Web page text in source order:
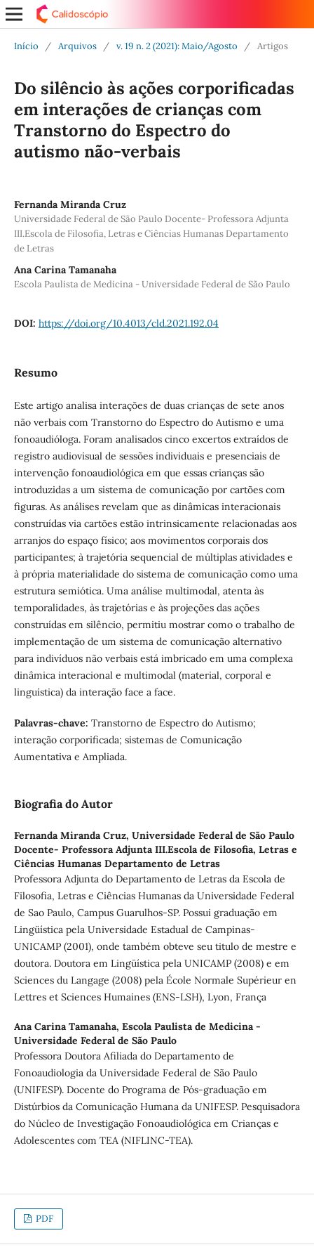
Início / Arquivos / v. 19 n. 2 (2021): Maio/Agosto / Artigos
Do silêncio às ações corporificadas
em interações de crianças com
Transtorno do Espectro do
autismo não-verbais
Fernanda Miranda Cruz
Universidade Federal de São Paulo Docente- Professora Adjunta
III.Escola de Filosofia, Letras e Ciências Humanas Departamento
de Letras
Ana Carina Tamanaha
Escola Paulista de Medicina - Universidade Federal de São Paulo
DOI: https://doi.org/10.4013/cld.2021.192.04
Resumo
Este artigo analisa interações de duas crianças de sete anos
não verbais com Transtorno do Espectro do Autismo e uma
fonoaudióloga. Foram analisados cinco excertos extraídos de
registro audiovisual de sessões individuais e presenciais de
intervenção fonoaudiológica em que essas crianças são
introduzidas a um sistema de comunicação por cartões com
figuras. As análises revelam que as dinâmicas interacionais
construídas via cartões estão intrinsicamente relacionadas aos
arranjos do espaço físico; aos movimentos corporais dos
participantes; à trajetória sequencial de múltiplas atividades e
à própria materialidade do sistema de comunicação como uma
estrutura semiótica. Uma análise multimodal, atenta às
temporalidades, às trajetórias e às projeções das ações
construídas em silêncio, permitiu mostrar como o trabalho de
implementação de um sistema de comunicação alternativo
para indivíduos não verbais está imbricado em uma complexa
dinâmica interacional e multimodal (material, corporal e
linguística) da interação face a face.
Palavras-chave: Transtorno de Espectro do Autismo;
interação corporificada; sistemas de Comunicação
Aumentativa e Ampliada.
Biografia do Autor
Fernanda Miranda Cruz, Universidade Federal de São Paulo
Docente- Professora Adjunta III.Escola de Filosofia, Letras e
Ciências Humanas Departamento de Letras
Professora Adjunta do Departamento de Letras da Escola de
Filosofia, Letras e Ciências Humanas da Universidade Federal
de Sao Paulo, Campus Guarulhos-SP. Possui graduação em
Lingüística pela Universidade Estadual de Campinas-
UNICAMP (2001), onde também obteve seu titulo de mestre e
doutora. Doutora em Lingüística pela UNICAMP (2008) e em
Sciences du Langage (2008) pela École Normale Supérieur en
Lettres et Sciences Humaines (ENS-LSH), Lyon, França
Ana Carina Tamanaha, Escola Paulista de Medicina -
Universidade Federal de São Paulo
Professora Doutora Afiliada do Departamento de
Fonoaudiologia da Universidade Federal de São Paulo
(UNIFESP). Docente do Programa de Pós-graduação em
Distúrbios da Comunicação Humana da UNIFESP. Pesquisadora
do Núcleo de Investigação Fonoaudiológica em Crianças e
Adolescentes com TEA (NIFLINC-TEA).
PDF